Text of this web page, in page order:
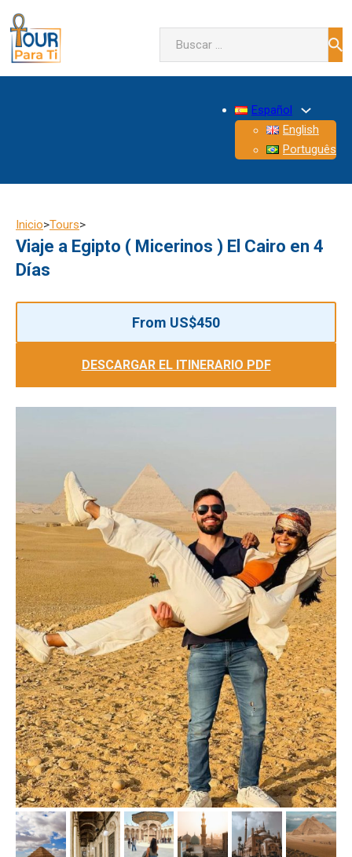
Buscar
Español
English
Português
Inicio>Tours>
Viaje a Egipto ( Micerinos ) El Cairo en 4
Días
From US$450
DESCARGAR EL ITINERARIO PDF